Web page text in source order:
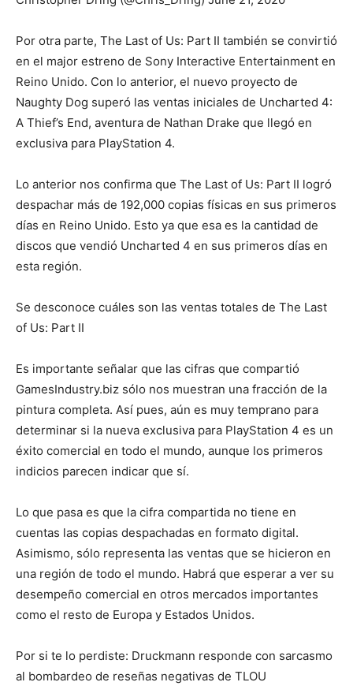
Por otra parte, The Last of Us: Part II también se convirtió
en el major estreno de Sony Interactive Entertainment en
Reino Unido. Con lo anterior, el nuevo proyecto de
Naughty Dog superó las ventas iniciales de Uncharted 4:
A Thief’s End, aventura de Nathan Drake que llegó en
exclusiva para PlayStation 4.
Lo anterior nos confirma que The Last of Us: Part II logró
despachar más de 192,000 copias físicas en sus primeros
días en Reino Unido. Esto ya que esa es la cantidad de
discos que vendió Uncharted 4 en sus primeros días en
esta región.
Se desconoce cuáles son las ventas totales de The Last
of Us: Part II
Es importante señalar que las cifras que compartió
GamesIndustry.biz sólo nos muestran una fracción de la
pintura completa. Así pues, aún es muy temprano para
determinar si la nueva exclusiva para PlayStation 4 es un
éxito comercial en todo el mundo, aunque los primeros
indicios parecen indicar que sí.
Lo que pasa es que la cifra compartida no tiene en
cuentas las copias despachadas en formato digital.
Asimismo, sólo representa las ventas que se hicieron en
una región de todo el mundo. Habrá que esperar a ver su
desempeño comercial en otros mercados importantes
como el resto de Europa y Estados Unidos.
Por si te lo perdiste: Druckmann responde con sarcasmo
al bombardeo de reseñas negativas de TLOU